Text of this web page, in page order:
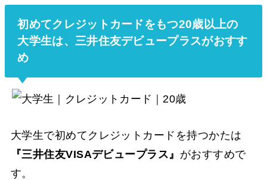
初めてクレジットカードをもつ20歳以上の
大学生は、三井住友デビュープラスがおすす
め
大学生で初めてクレジットカードを持つかたは
『三井住友VISAデビュープラス』 がおすすめで
す。